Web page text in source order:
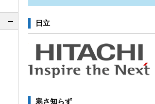
日立
寒さ知らず